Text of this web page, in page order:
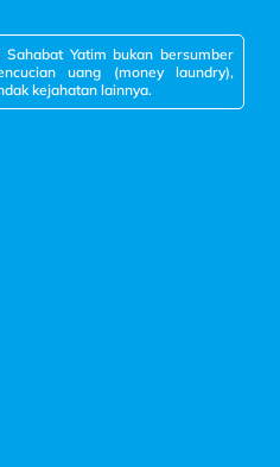
Yatim bukan bersumber
uang (money laundry),
kejahatan lainnya.